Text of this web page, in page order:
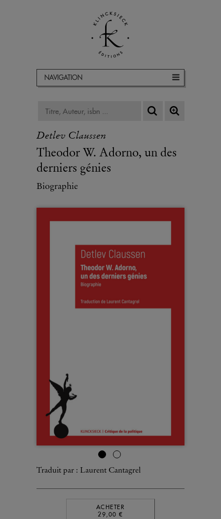
NAVIGATION
Detlev Claussen
Theodor W. Adorno, un des
derniers génies
Biographie
Traduit par : Laurent Cantagrel
ACHETER
29,00 €